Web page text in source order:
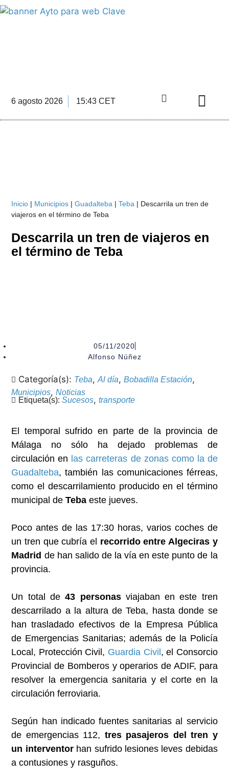
6 agosto 2026 15:43 CET
Inicio | Municipios |Guadalteba |Teba | Descarrila un tren de
viajeros en el término de Teba
Descarrila un tren de viajeros en
el término de Teba
05/11/2020
Alfonso Núñez
Categoría(s): Teba, Al día, Bobadilla Estación,
Municipios, Noticias
Etiqueta(s):Sucesos, transporte
El temporal sufrido en parte de la provincia de
Málaga no sólo ha dejado problemas de
circulación en las carreteras de zonas como la de
Guadalteba, también las comunicaciones férreas,
como el descarrilamiento producido en el término
municipal deTeba este jueves.
Poco antes de las 17:30 horas, varios coches de
un tren que cubría el recorrido entre Algeciras y
Madrid de han salido de la vía en este punto de la
provincia.
Un total de43 personasviajaban en este tren
descarrilado a la altura de Teba, hasta donde se
han trasladado efectivos de la Empresa Pública
de Emergencias Sanitarias; además de la Policía
Local, Protección Civil, Guardia Civil, el Consorcio
Provincial de Bomberos y operarios de ADIF, para
resolver la emergencia sanitaria y el corte en la
circulación ferroviaria.
Según han indicado fuentes sanitarias al servicio
de emergencias 112, tres pasajeros del tren y
un interventor han sufrido lesiones leves debidas
a contusiones y rasguños.